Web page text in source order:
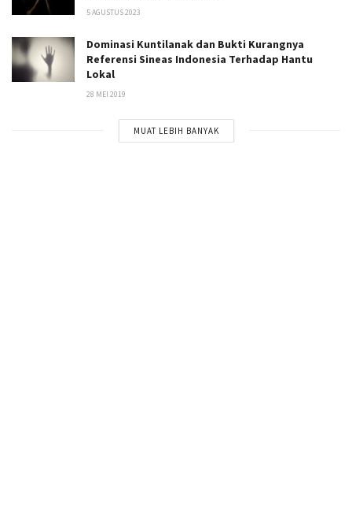
5 AGUSTUS 2023
Dominasi Kuntilanak dan Bukti Kurangnya
Referensi Sineas Indonesia Terhadap Hantu
Lokal
28 MEI 2019
MUAT LEBIH BANYAK